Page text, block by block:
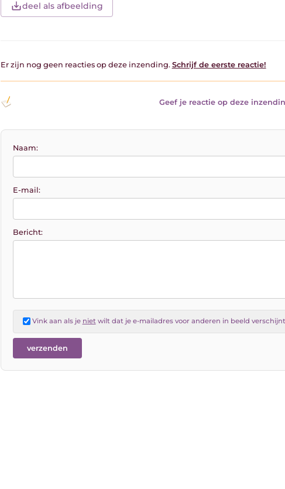
deel als afbeelding
Er zijn nog geen reacties op deze inzending. Schrijf de eerste reactie!
Geef je reactie op deze
Naam:
E-mail:
Bericht:
Vink aan als je nietwilt dat je e-mailadres voor anderen in beeld verschijnt